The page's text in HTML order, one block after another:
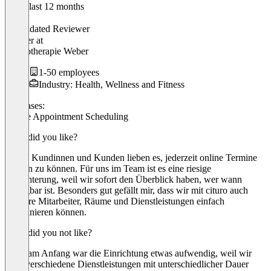
In the last 12 months
Validated Reviewer
Inhaberat
Physiotherapie Weber
1-50 employees
Industry: Health, Wellness and Fitness
Use cases:
Online Appointment Scheduling
What did you like?
Meine Kundinnen und Kunden lieben es, jederzeit online Termine
buchen zu können. Für uns im Team ist es eine riesige
Erleichterung, weil wir sofort den Überblick haben, wer wann
verfügbar ist. Besonders gut gefällt mir, dass wir mit cituro auch
mehrere Mitarbeiter, Räume und Dienstleistungen einfach
koordinieren können.
What did you not like?
Ganz am Anfang war die Einrichtung etwas aufwendig, weil wir
viele verschiedene Dienstleistungen mit unterschiedlicher Dauer